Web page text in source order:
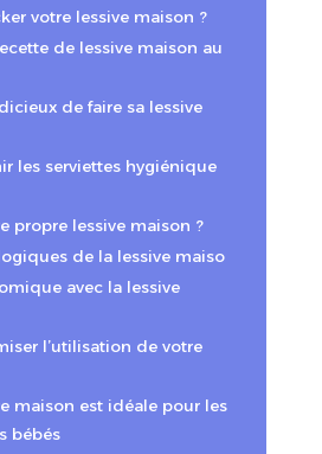
votre lessive maison ?
de lessive maison au
de faire sa lessive
les serviettes hygiénique
propre lessive maison ?
de la lessive maiso
avec la lessive
l’utilisation de votre
maison est idéale pour les
bébés